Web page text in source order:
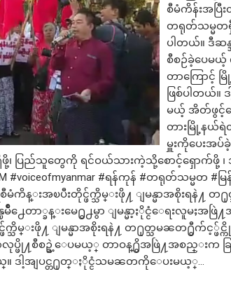
စီမံကိန်းအပြီ
တရုတ်သမ္မတရှီ
ပါတယ်။ ဒီဆ
စီစဉ်ခဲ့ပေမ
တာကြောင့် မ
ဖြစ်ပါတယ်။
မယ့် အိတ်ဖွင့်ပ
တားမြို့နယ်ရဲ
မှူးကိုပေးအပ်ခဲ့
၊ ပြည်သူတွေကို ရင်ဝယ်သားကဲ့သို့စောင့်ရှောက်ဖို့
#voiceofmyanmar #ရန်ကုန် #တရုတ်သမ္မတ #မ
ဆုံစီမံကိန္းအၿပီးတိုင္ဖ်က္သိမ္းဖို႔ ျမန္မာအစိုးရနဲ႔ တ
ကုန္ၿမိဳ႕ေတာ္ခန္းမေ႐ွ႕မွာ ျမန္မာ့ႏိုင္ငံေရးလူမ
သိမ္းဖို႔ ျမန္မာအစိုးရနဲ႔ တ႐ုတ္သမၼတ႐ွီက်င့္ဖ်
လုပ္ဖို႔စီစဥ္ခဲ့ေပမယ့္ တာဝန္႐ွိအဖြဲ႔အစည္းက
ယ္။ ဒါ့အျပင္တ႐ုတ္ႏိုင္ငံသမၼတကိုေပးမယ့္…